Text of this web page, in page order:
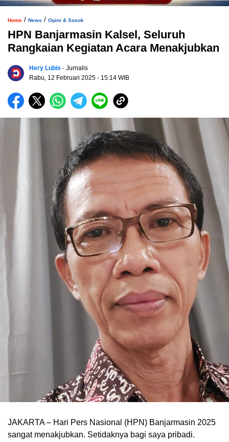
Home / News / Opini & Sosok
HPN Banjarmasin Kalsel, Seluruh
Rangkaian Kegiatan Acara Menakjubkan
Hery Lubis - Jurnalis
Rabu, 12 Februari 2025 - 15:14 WIB
JAKARTA – Hari Pers Nasional (HPN) Banjarmasin 2025
sangat menakjubkan. Setidaknya bagi saya pribadi.